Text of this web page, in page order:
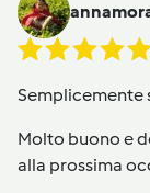
Semplicemente
Molto buono e
alla prossima